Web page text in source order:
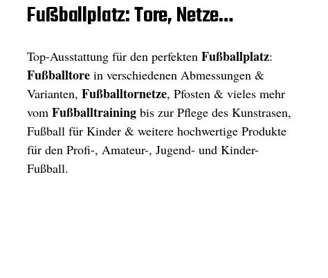
Fußballplatz: Tore, Netze…
Top-Ausstattung für den perfektenFußballplatz:
Fußballtore in verschiedenen Abmessungen &
Varianten,Fußballtornetze, Pfosten & vieles mehr
vomFußballtraining bis zur Pflege des Kunstrasen,
Fußball für Kinder & weitere hochwertige Produkte
für den Profi-, Amateur-, Jugend- und Kinder-
Fußball.